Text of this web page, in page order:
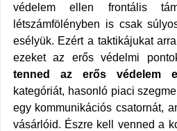
védelem ellen frontális
létszámfölényben is csak
esélyük. Ezért a taktikájukat
ezeket az erős védelmi
tenned az erős védelem
kategóriát, hasonló piaci
egy kommunikációs csatornát,
vásárlóid. Észre kell venned a